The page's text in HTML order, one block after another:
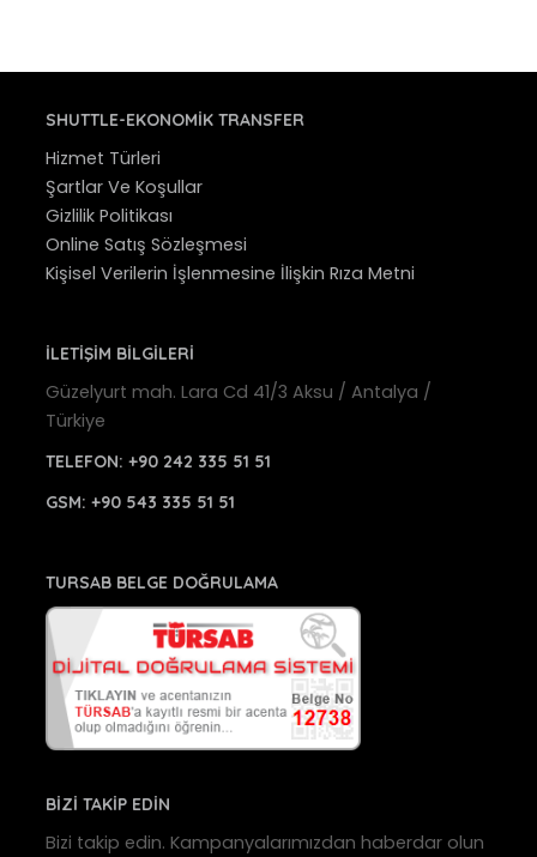
SHUTTLE-EKONOMIK TRANSFER
Hizmet Türleri
Şartlar Ve Koşullar
Gizlilik Politikası
Online Satış Sözleşmesi
Kişisel Verilerin İşlenmesine İlişkin Rıza Metni
İLETİŞİM BİLGİLERİ
Güzelyurt mah. Lara Cd 41/3 Aksu / Antalya /
Türkiye
TELEFON: +90 242 335 51 51
GSM: +90 543 335 51 51
TURSAB BELGE DOĞRULAMA
BİZİ TAKİP EDİN
Bizi takip edin. Kampanyalarımızdan haberdar olun